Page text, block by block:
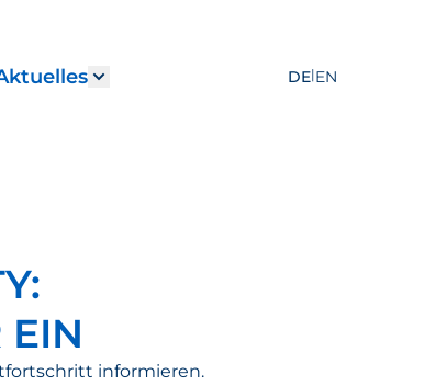
for "Karriere"
Show submenu for
DE|EN
informieren.